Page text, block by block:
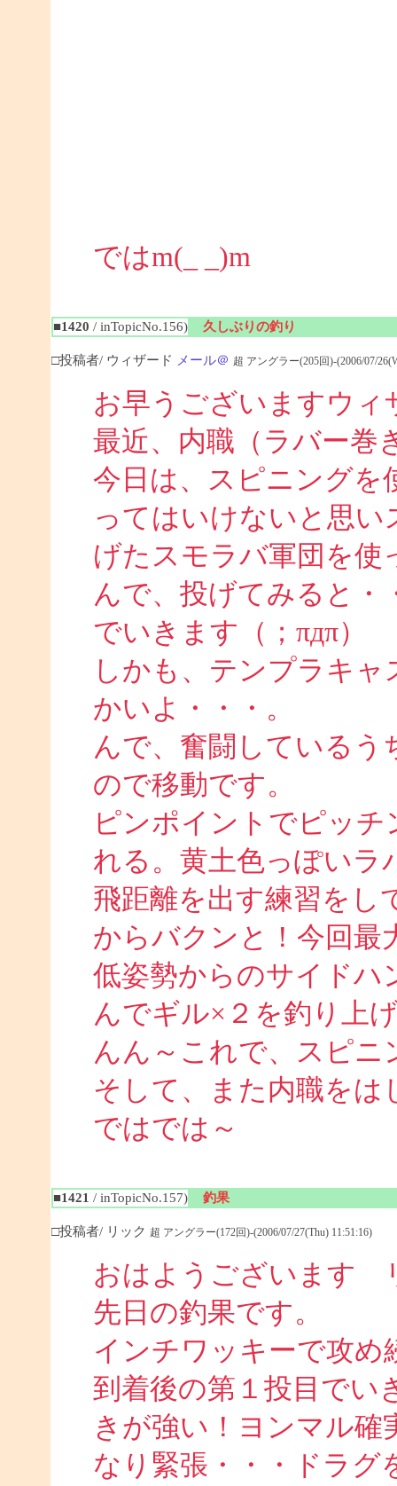
ではm(_ _)m
■1420 / inTopicNo.156) 久しぶりの釣り
□投稿者/ ウィザード メール＠ 超 アングラー(205回)-(2006/07/
お早うございますウィ
最近、内職（ラバー巻
今日は、スピニングを
ってはいけないと思
げたスモラバ軍団を使
んで、投げてみると・
でいきます（；πдπ）
しかも、テンプラキ
かいよ・・・。
んで、奮闘しているう
ので移動です。
ピンポイントでピッ
れる。黄土色っぽいラ
飛距離を出す練習をし
からバクンと！今回最
低姿勢からのサイドハ
んでギル×２を釣り上
んん～これで、スピ
そして、また内職をは
ではでは～
■1421 / inTopicNo.157) 釣果
□投稿者/ リック 超 アングラー(172回)-(2006/07/27(Thu) 11:51:16)
おはようございます
先日の釣果です。
インチワッキーで攻め
到着後の第１投目でい
きが強い！ヨンマル確
なり緊張・・・ドラグ